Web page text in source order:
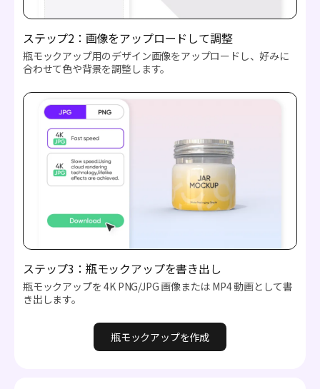
ステップ2：画像をアップロードして調整
瓶モックアップ用のデザイン画像をアップロードし、好みに
合わせて色や背景を調整します。
ステップ3：瓶モックアップを書き出し
瓶モックアップを 4K PNG/JPG 画像または MP4 動画として書
き出します。
瓶モックアップを作成